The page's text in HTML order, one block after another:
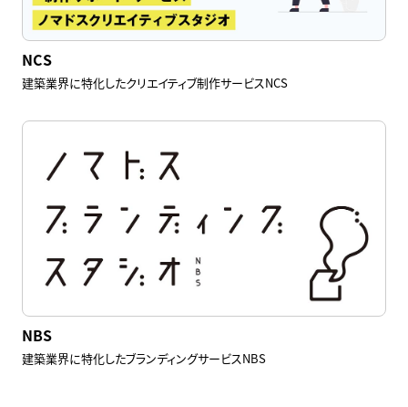
NCS
建築業界に特化したクリエイティブ制作サービスNCS
NBS
建築業界に特化したブランディングサービスNBS